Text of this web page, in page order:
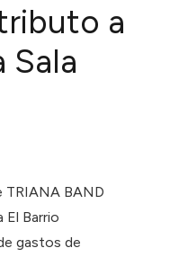
a
Sala
TRIANA BAND
El Barrio
gastos de